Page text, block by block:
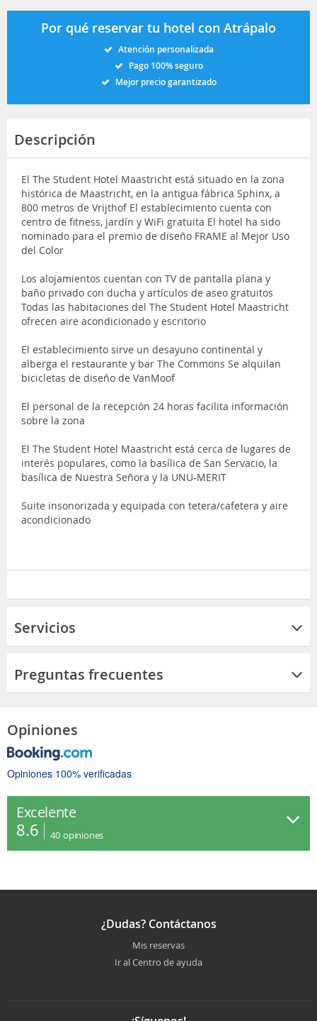
Por qué reservar tu hotel con Atrápalo
Atención personalizada
Pago 100% seguro
Mejor precio garantizado
Descripción
El The Student Hotel Maastricht está situado en la zona
histórica de Maastricht, en la antigua fábrica Sphinx, a
800 metros de Vrijthof El establecimiento cuenta con
centro de fitness, jardín y WiFi gratuita El hotel ha sido
nominado para el premio de diseño FRAME al Mejor Uso
del Color
Los alojamientos cuentan con TV de pantalla plana y
baño privado con ducha y artículos de aseo gratuitos
Todas las habitaciones del The Student Hotel Maastricht
ofrecen aire acondicionado y escritorio
El establecimiento sirve un desayuno continental y
alberga el restaurante y bar The Commons Se alquilan
bicicletas de diseño de VanMoof
El personal de la recepción 24 horas facilita información
sobre la zona
El The Student Hotel Maastricht está cerca de lugares de
interés populares, como la basílica de San Servacio, la
basílica de Nuestra Señora y la UNU-MERIT
Suite insonorizada y equipada con tetera/cafetera y aire
acondicionado
Servicios
Preguntas frecuentes
Opiniones
Opiniones 100% verificadas
Excelente
8.6 40 opiniones
¿Dudas? Contáctanos
Mis reservas
Ir al Centro de ayuda